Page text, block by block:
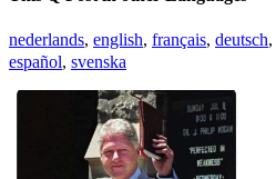
nederlands, english, français, deutsch,
español, svenska